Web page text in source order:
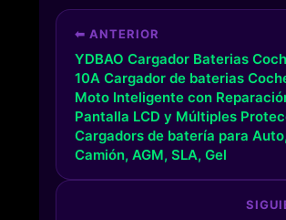
⬅ ANTERIOR
YDBAO Cargador Baterias
10A Cargador de baterias
Moto Inteligente con
Pantalla LCD y Múltiples
Cargadors de batería para
Camión, AGM, SLA, Gel